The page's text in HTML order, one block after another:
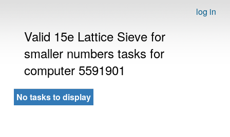
log in
Valid 15e Lattice Sieve for
smaller numbers tasks for
computer 5591901
No tasks to display